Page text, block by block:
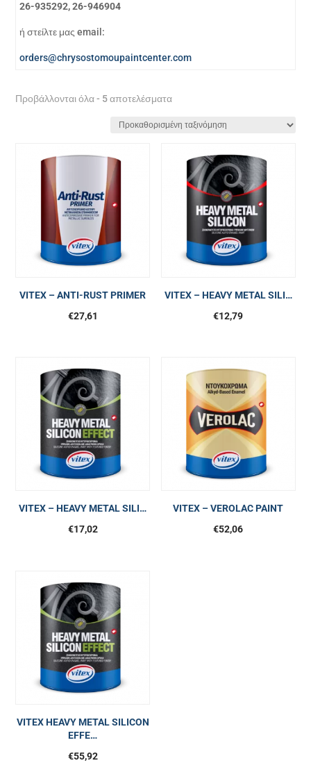
26-935292, 26-946904
ή στείλτε μας email:
orders@chrysostomoupaintcenter.com
Προβάλλονται όλα - 5 αποτελέσματα
VITEX – ANTI-RUST PRIMER
€27,61
VITEX – HEAVY METAL SILI…
€12,79
VITEX – HEAVY METAL SILI…
€17,02
VITEX – VEROLAC PAINT
€52,06
VITEX HEAVY METAL SILICON
EFFE…
€55,92